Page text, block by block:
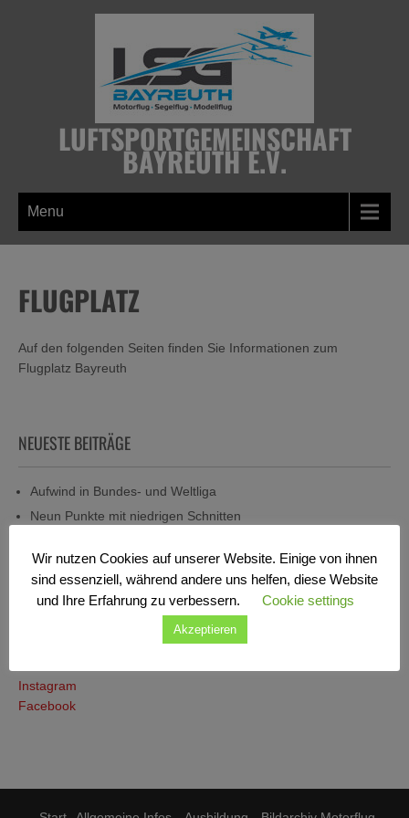
LUFTSPORTGEMEINSCHAFT
BAYREUTH E.V.
Menu
FLUGPLATZ
Auf den folgenden Seiten finden Sie Informationen zum
Flugplatz Bayreuth
NEUESTE BEITRÄGE
Aufwind in Bundes- und Weltliga
Neun Punkte mit niedrigen Schnitten
Erfolg in der Weltliga, aber nicht in der Bundesliga
Nur zwei Bundesliga-Flüge am Hitzewochenende
Instagram
Facebook
Wir nutzen Cookies auf unserer Website. Einige von ihnen
sind essenziell, während andere uns helfen, diese Website
und Ihre Erfahrung zu verbessern.
Cookie settings
Akzeptieren